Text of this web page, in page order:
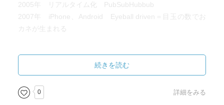
2005年 リアルタイム化 PubSubHubbub
2007年 iPhone、Android Eyeball driven＝目玉の数でお
カネが生まれる
acqhire ＝優秀人材確保目的の買収
アジャイルに動く：まずサービスインして修正していく、
続きを読む
0 詳細をみる